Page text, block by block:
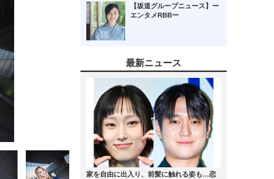
【坂道グループニュース】ー
エンタメRBBー
最新ニュース
家を自由に出入り、前髪に触れる姿も…恋